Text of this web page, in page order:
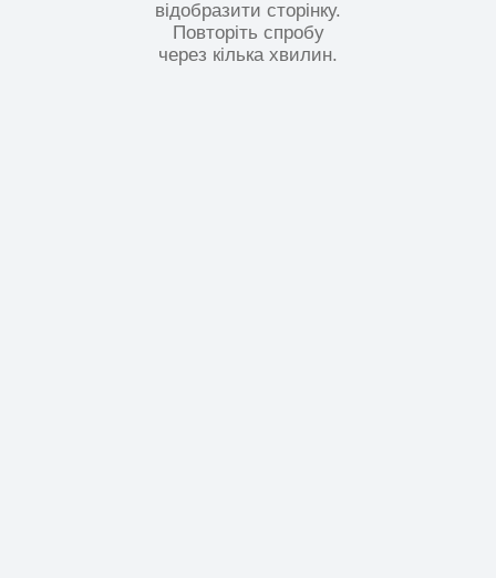
відобразити сторінку.
Повторіть спробу
через кілька хвилин.